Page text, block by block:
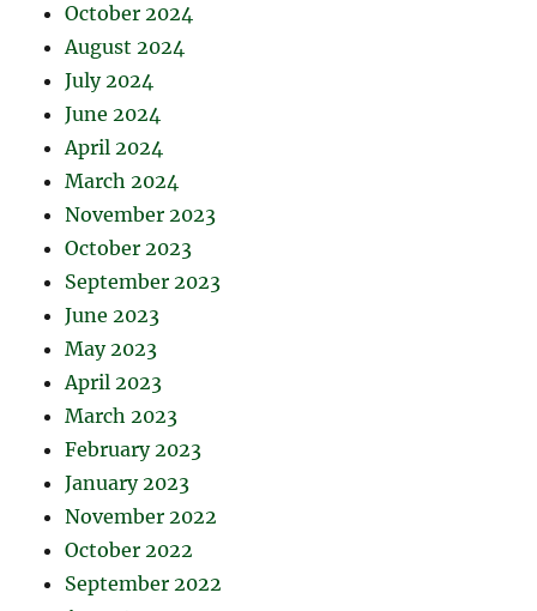
October 2024
August 2024
July 2024
June 2024
April 2024
March 2024
November 2023
October 2023
September 2023
June 2023
May 2023
April 2023
March 2023
February 2023
January 2023
November 2022
October 2022
September 2022